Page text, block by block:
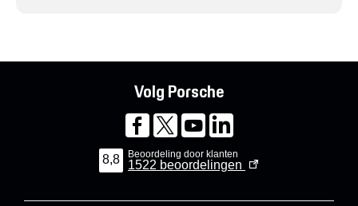
Volg Porsche
8,8 Beoordeling door klanten
1522 beoordelingen